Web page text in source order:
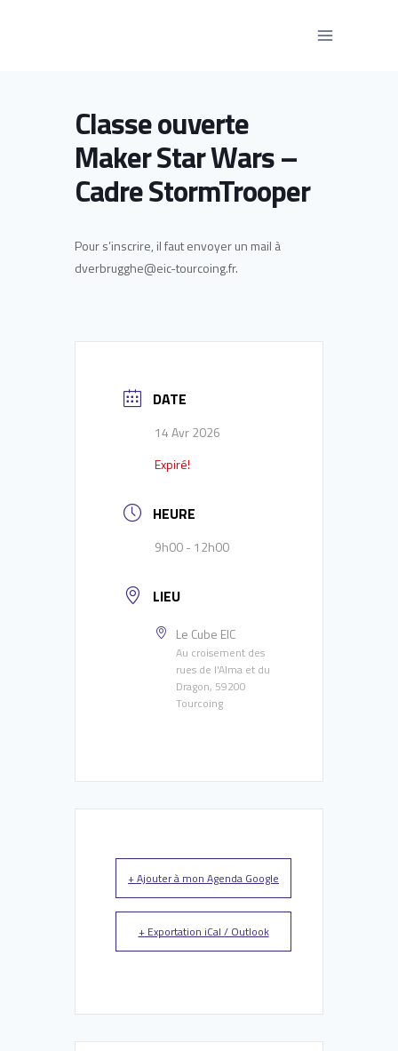
Classe ouverte
Maker Star Wars –
Cadre StormTrooper
Pour s’inscrire, il faut envoyer un mail à
dverbrugghe@eic-tourcoing.fr.
DATE
14 Avr 2026
Expiré!
HEURE
9h00 - 12h00
LIEU
Le Cube EIC
Au croisement des
rues de l'Alma et du
Dragon, 59200
Tourcoing
+ Ajouter à mon Agenda Google
+ Exportation iCal / Outlook